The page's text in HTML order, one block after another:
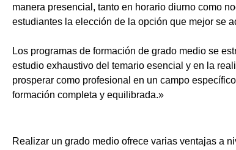
manera presencial, tanto en horario diurno como
estudiantes la elección de la opción que mejor se
Los programas de formación de grado medio se
estudio exhaustivo del temario esencial y en la
prosperar como profesional en un campo
formación completa y equilibrada.»
Realizar un grado medio ofrece varias ventajas a